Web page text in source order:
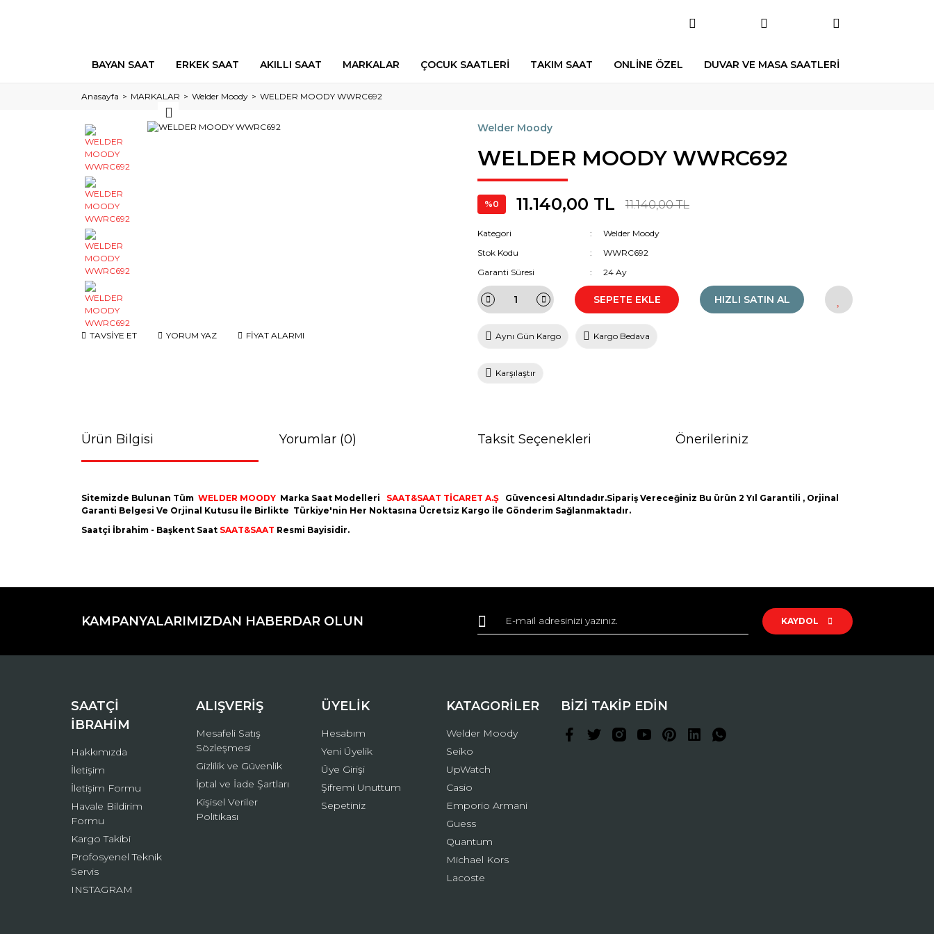
BAYAN SAAT ERKEK SAAT AKILLI SAAT MARKALAR ÇOCUK SAATLERİ TAKIM SAAT ONLİNE ÖZEL DUVAR VE MASA SAATLERİ
Anasayfa MARKALAR Welder Moody WELDER MOODY WWRC692
TAVSİYE ET YORUM YAZ FİYAT ALARMI
Welder Moody
WELDER MOODY WWRC692
%0 11.140,00 TL 11.140,00 TL
Kategori
Welder Moody
Stok Kodu
WWRC692
Garanti Süresi
24 Ay
SEPETE EKLE HIZLI SATIN AL
Aynı Gün Kargo Kargo Bedava
Karşılaştır
Ürün Bilgisi Yorumlar (0) Taksit Seçenekleri Önerileriniz
Sitemizde Bulunan Tüm WELDER MOODY Marka Saat Modelleri SAAT&SAAT TİCARET A.Ş Güvencesi Altındadır.Sipariş Vereceğiniz Bu ürün 2 Yıl Garantili , Orjinal
Garanti Belgesi Ve Orjinal Kutusu İle Birlikte Türkiye'nin Her Noktasına Ücretsiz Kargo İle Gönderim Sağlanmaktadır.
Saatçi İbrahim - Başkent Saat SAAT&SAAT Resmi Bayisidir.
Yorum Yaz
Görüş ve önerileriniz için teşekkür ederiz.
Ürün resmi kalitesiz, bozuk veya görüntülenemiyor.
Bu ürüne benzer farklı alternatifler olmalı.
Gönder
KAMPANYALARIMIZDAN HABERDAR OLUN KAYDOL
SAATÇİ
İBRAHİM
Hakkımızda
İletişim
İletişim Formu
Havale Bildirim
Formu
Kargo Takibi
Profosyenel Teknik
Servis
INSTAGRAM
ALIŞVERİŞ
Mesafeli Satış
Sözleşmesi
Gizlilik ve Güvenlik
İptal ve İade Şartları
Kişisel Veriler
Politikası
ÜYELİK
Hesabım
Yeni Üyelik
Üye Girişi
Şifremi Unuttum
Sepetiniz
KATAGORİLER
Welder Moody
Seiko
UpWatch
Casio
Emporio Armani
Guess
Quantum
Michael Kors
Lacoste
BİZİ TAKİP EDİN